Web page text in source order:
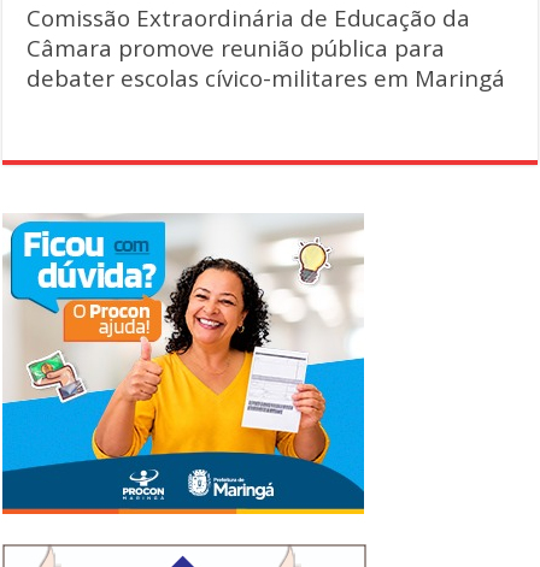
Comissão Extraordinária de Educação da
Câmara promove reunião pública para
debater escolas cívico-militares em Maringá